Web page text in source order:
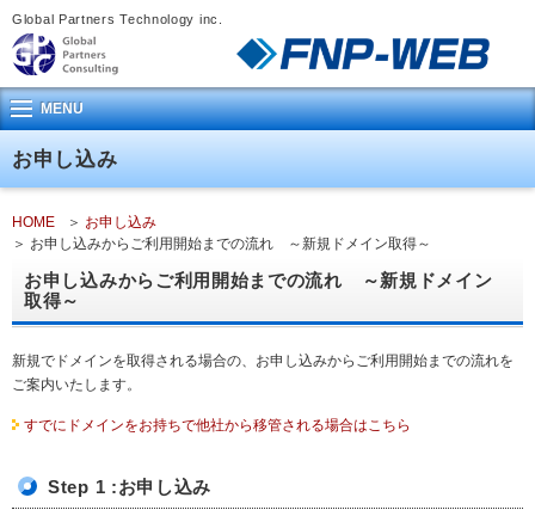
Global Partners Technology inc.
MENU
お申し込み
HOME
お申し込み
お申し込みからご利用開始までの流れ ～新規ドメイン取得～
お申し込みからご利用開始までの流れ ～新規ドメイン
取得～
新規でドメインを取得される場合の、お申し込みからご利用開始までの流れを
ご案内いたします。
すでにドメインをお持ちで他社から移管される場合はこちら
Step 1 :お申し込み